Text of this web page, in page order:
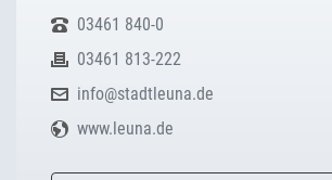
03461 840-0
03461 813-222
info@stadtleuna.de
www.leuna.de